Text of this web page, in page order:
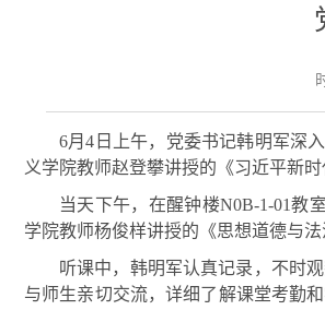
6月4日上午，党委书记韩明军深
义学院教师赵登攀讲授的《习近平新
当天下午， 在醒钟楼N0B-1-01教
学院教师杨俊样讲授的《思想道德与法
听课中，韩明军认真记录，不时
与师生亲切交流，详细了解课堂考勤